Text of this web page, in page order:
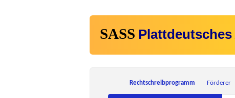
SASS Plattdeutsches
Rechtschreibprogramm Förderer